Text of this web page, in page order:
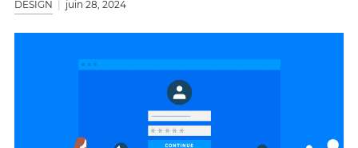
DESIGN juin 28, 2024